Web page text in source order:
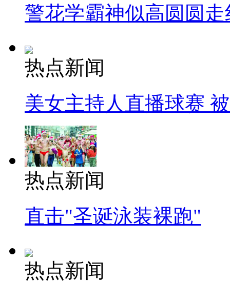
警花学霸神似高圆圆走
热点新闻
美女主持人直播球赛
热点新闻
直击"圣诞泳装裸跑"
热点新闻